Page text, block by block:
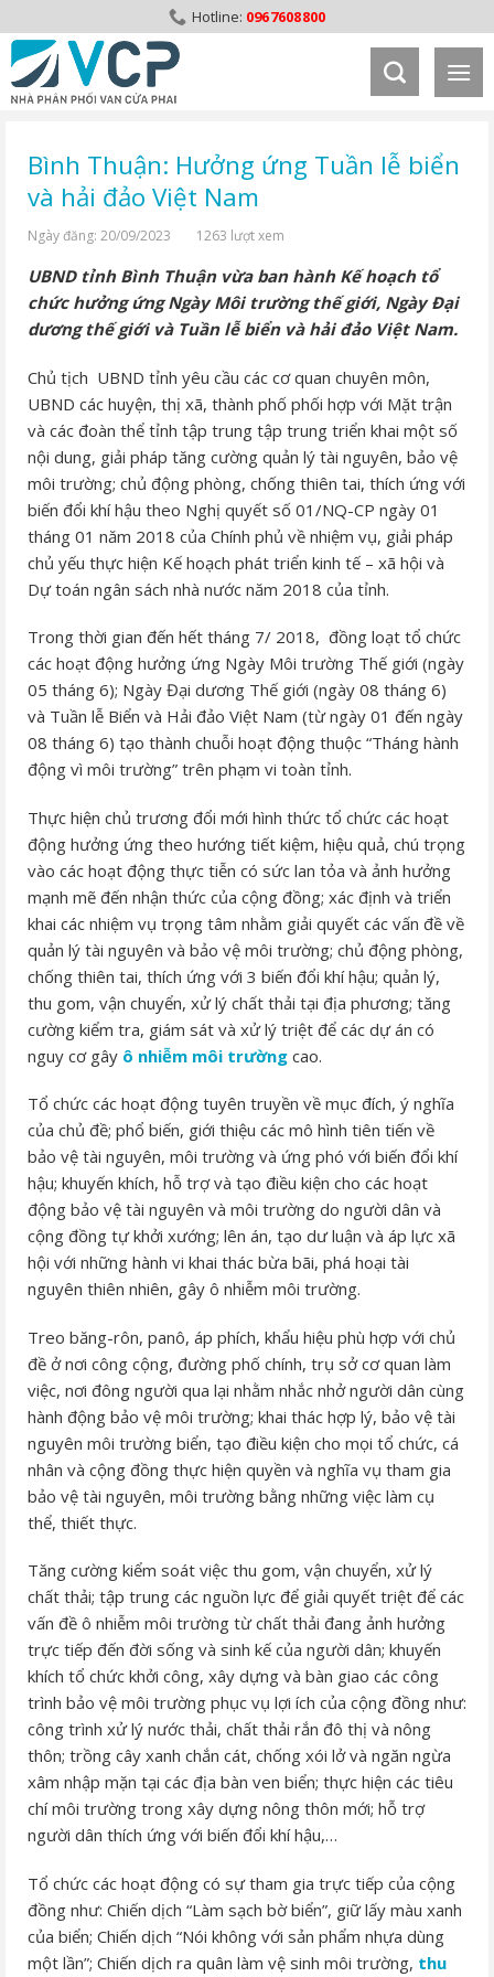
to
content
0967608800
Bình Thuận: Hưởng ứng Tuần lễ biển
và hải đảo Việt Nam
Ngày đăng: 20/09/2023 1263 lượt xem
UBND tỉnh Bình Thuận vừa ban hành Kế hoạch tổ
chức hưởng ứng Ngày Môi trường thế giới, Ngày Đại
dương thế giới và Tuần lễ biển và hải đảo Việt Nam.
Chủ tịch UBND tỉnh yêu cầu các cơ quan chuyên môn,
UBND các huyện, thị xã, thành phố phối hợp với Mặt trận
và các đoàn thể tỉnh tập trung tập trung triển khai một số
nội dung, giải pháp tăng cường quản lý tài nguyên, bảo vệ
môi trường; chủ động phòng, chống thiên tai, thích ứng với
biến đổi khí hậu theo Nghị quyết số 01/NQ-CP ngày 01
tháng 01 năm 2018 của Chính phủ về nhiệm vụ, giải pháp
chủ yếu thực hiện Kế hoạch phát triển kinh tế – xã hội và
Dự toán ngân sách nhà nước năm 2018 của tỉnh.
Trong thời gian đến hết tháng 7/ 2018, đồng loạt tổ chức
các hoạt động hưởng ứng Ngày Môi trường Thế giới (ngày
05 tháng 6); Ngày Đại dương Thế giới (ngày 08 tháng 6)
và Tuần lễ Biển và Hải đảo Việt Nam (từ ngày 01 đến ngày
08 tháng 6) tạo thành chuỗi hoạt động thuộc “Tháng hành
động vì môi trường” trên phạm vi toàn tỉnh.
Thực hiện chủ trương đổi mới hình thức tổ chức các hoạt
động hưởng ứng theo hướng tiết kiệm, hiệu quả, chú trọng
vào các hoạt động thực tiễn có sức lan tỏa và ảnh hưởng
mạnh mẽ đến nhận thức của cộng đồng; xác định và triển
khai các nhiệm vụ trọng tâm nhằm giải quyết các vấn đề về
quản lý tài nguyên và bảo vệ môi trường; chủ động phòng,
chống thiên tai, thích ứng với 3 biến đổi khí hậu; quản lý,
thu gom, vận chuyển, xử lý chất thải tại địa phương; tăng
cường kiểm tra, giám sát và xử lý triệt để các dự án có
nguy cơ gây ô nhiễm môi trường cao.
Tổ chức các hoạt động tuyên truyền về mục đích, ý nghĩa
của chủ đề; phổ biến, giới thiệu các mô hình tiên tiến về
bảo vệ tài nguyên, môi trường và ứng phó với biến đổi khí
hậu; khuyến khích, hỗ trợ và tạo điều kiện cho các hoạt
động bảo vệ tài nguyên và môi trường do người dân và
cộng đồng tự khởi xướng; lên án, tạo dư luận và áp lực xã
hội với những hành vi khai thác bừa bãi, phá hoại tài
nguyên thiên nhiên, gây ô nhiễm môi trường.
Treo băng-rôn, panô, áp phích, khẩu hiệu phù hợp với chủ
đề ở nơi công cộng, đường phố chính, trụ sở cơ quan làm
việc, nơi đông người qua lại nhằm nhắc nhở người dân cùng
hành động bảo vệ môi trường; khai thác hợp lý, bảo vệ tài
nguyên môi trường biển, tạo điều kiện cho mọi tổ chức, cá
nhân và cộng đồng thực hiện quyền và nghĩa vụ tham gia
bảo vệ tài nguyên, môi trường bằng những việc làm cụ
thể, thiết thực.
Tăng cường kiểm soát việc thu gom, vận chuyển, xử lý
chất thải; tập trung các nguồn lực để giải quyết triệt để các
vấn đề ô nhiễm môi trường từ chất thải đang ảnh hưởng
trực tiếp đến đời sống và sinh kế của người dân; khuyến
khích tổ chức khởi công, xây dựng và bàn giao các công
trình bảo vệ môi trường phục vụ lợi ích của cộng đồng như:
công trình xử lý nước thải, chất thải rắn đô thị và nông
thôn; trồng cây xanh chắn cát, chống xói lở và ngăn ngừa
xâm nhập mặn tại các địa bàn ven biển; thực hiện các tiêu
chí môi trường trong xây dựng nông thôn mới; hỗ trợ
người dân thích ứng với biến đổi khí hậu,…
Tổ chức các hoạt động có sự tham gia trực tiếp của cộng
đồng như: Chiến dịch “Làm sạch bờ biển”, giữ lấy màu xanh
của biển; Chiến dịch “Nói không với sản phẩm nhựa dùng
một lần”; Chiến dịch ra quân làm vệ sinh môi trường, thu